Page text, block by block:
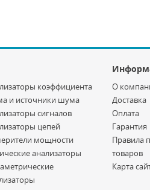
коэффициента
и источники шума
сигналов
цепей
мощности
анализаторы
О
Доставка
Оплата
Гарантия
Правила
товаров
Карта